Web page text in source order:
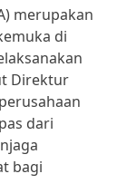
merupakan
di
Direktur
dari
bagi